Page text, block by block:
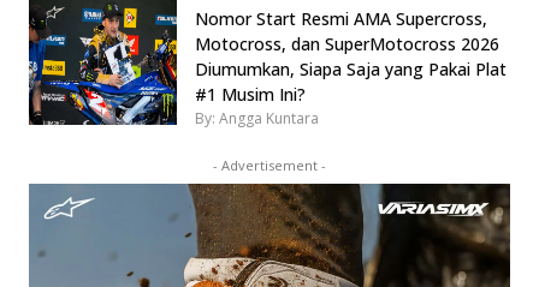
Nomor Start Resmi AMA Supercross,
Motocross, dan SuperMotocross 2026
Diumumkan, Siapa Saja yang Pakai Plat
#1 Musim Ini?
By: Angga Kuntara
- Advertisement -